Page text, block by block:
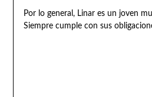
Por lo general, Linar es un joven
Siempre cumple con sus